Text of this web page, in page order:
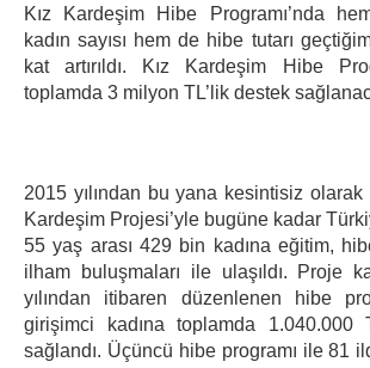
Kız Kardeşim Hibe Programı’nda
kadın sayısı hem de hibe tutarı
kat artırıldı. Kız Kardeşim Hibe
toplamda 3 milyon TL’lik destek
2015 yılından bu yana kesintisiz olarak
Kardeşim Projesi’yle bugüne kadar
55 yaş arası 429 bin kadına eğitim,
ilham buluşmaları ile ulaşıldı. Proje
yılından itibaren düzenlenen hibe
girişimci kadına toplamda 1.040.000
sağlandı. Üçüncü hibe programı ile 81